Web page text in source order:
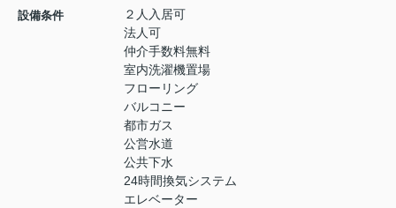
設備条件
２人入居可
法人可
仲介手数料無料
室内洗濯機置場
フローリング
バルコニー
都市ガス
公営水道
公共下水
24時間換気システム
エレベーター